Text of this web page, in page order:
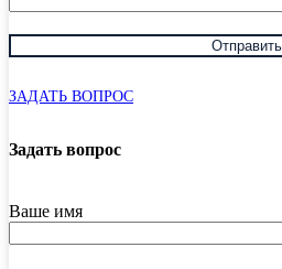
ЗАДАТЬ ВОПРОС
Задать вопрос
Ваше имя